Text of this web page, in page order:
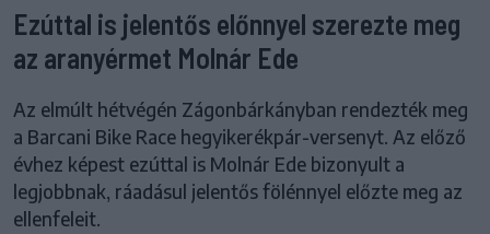
Ezúttal is jelentős előnnyel szerezte meg
az aranyérmet Molnár Ede
Az elmúlt hétvégén Zágonbárkányban rendezték meg
a Barcani Bike Race hegyikerékpár-versenyt. Az előző
évhez képest ezúttal is Molnár Ede bizonyult a
legjobbnak, ráadásul jelentős fölénnyel előzte meg az
ellenfeleit.